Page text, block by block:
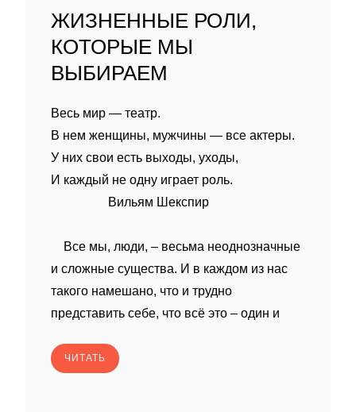
ЖИЗНЕННЫЕ РОЛИ,
КОТОРЫЕ МЫ
ВЫБИРАЕМ
Весь мир — театр.
В нем женщины, мужчины — все актеры.
У них свои есть выходы, уходы,
И каждый не одну играет роль.
Вильям Шекспир
Все мы, люди, – весьма неоднозначные
и сложные существа. И в каждом из нас
такого намешано, что и трудно
представить себе, что всё это – один и
ЧИТАТЬ